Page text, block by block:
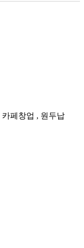
카페창업 , 원두납